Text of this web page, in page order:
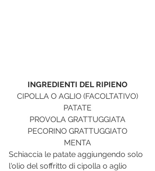
INGREDIENTI DEL RIPIENO
CIPOLLA O AGLIO (FACOLTATIVO)
PATATE
PROVOLA GRATTUGGIATA
PECORINO GRATTUGGIATO
MENTA
Schiaccia le patate aggiungendo solo
l'olio del soffritto di cipolla o aglio